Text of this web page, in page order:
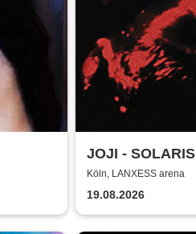
JOJI - SOLARIS
Köln, LANXESS arena
19.08.2026